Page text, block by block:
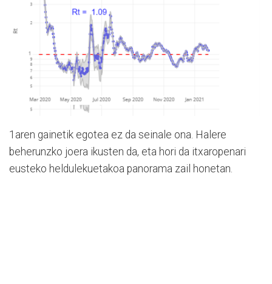
1aren gainetik egotea ez da seinale ona. Halere
beherunzko joera ikusten da, eta hori da itxaropenari
eusteko heldulekuetakoa panorama zail honetan.